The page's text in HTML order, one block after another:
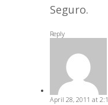
Seguro.
Reply
April 28, 2011 at